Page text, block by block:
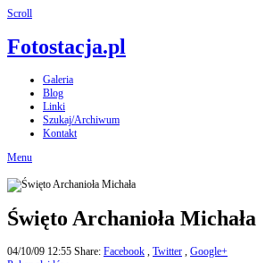
Scroll
Fotostacja.pl
Galeria
Blog
Linki
Szukaj/Archiwum
Kontakt
Menu
Święto Archanioła Michała
04/10/09 12:55 Share: Facebook , Twitter , Google+